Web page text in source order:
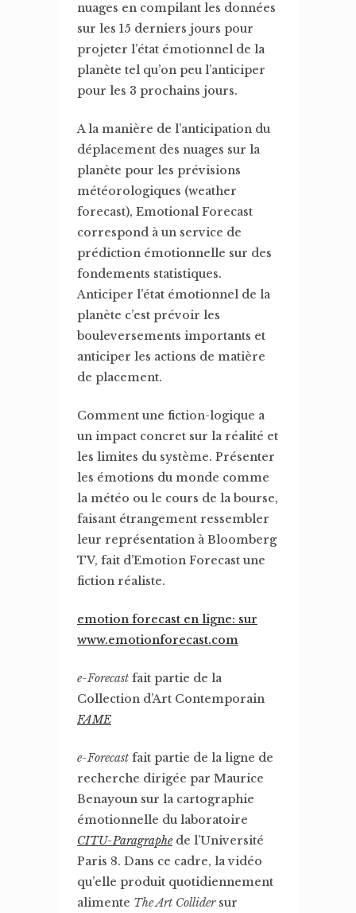
nuages en compilant les données
sur les 15 derniers jours pour
projeter l’état émotionnel de la
planète tel qu’on peu l’anticiper
pour les 3 prochains jours.
A la manière de l’anticipation du
déplacement des nuages sur la
planète pour les prévisions
météorologiques (weather
forecast), Emotional Forecast
correspond à un service de
prédiction émotionnelle sur des
fondements statistiques.
Anticiper l’état émotionnel de la
planète c’est prévoir les
bouleversements importants et
anticiper les actions de matière
de placement.
Comment une fiction-logique a
un impact concret sur la réalité et
les limites du système. Présenter
les émotions du monde comme
la météo ou le cours de la bourse,
faisant étrangement ressembler
leur représentation à Bloomberg
TV, fait d’Emotion Forecast une
fiction réaliste.
emotion forecast en ligne: sur
www.emotionforecast.com
e-Forecast fait partie de la
Collection d’Art Contemporain
FAME
e-Forecast fait partie de la ligne de
recherche dirigée par Maurice
Benayoun sur la cartographie
émotionnelle du laboratoire
CITU-Paragraphede l’Université
Paris 8. Dans ce cadre, la vidéo
qu’elle produit quotidiennement
alimente The Art Collidersur